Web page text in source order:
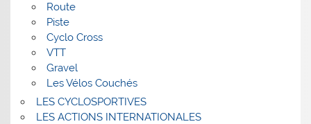
Route
Piste
Cyclo Cross
VTT
Gravel
Les Vélos Couchés
LES CYCLOSPORTIVES
LES ACTIONS INTERNATIONALES